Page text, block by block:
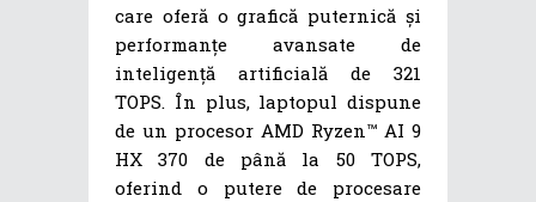
care oferă o grafică puternică și
performanțe avansate de
inteligență artificială de 321
TOPS. În plus, laptopul dispune
de un procesor AMD Ryzen™ AI 9
HX 370 de până la 50 TOPS,
oferind o putere de procesare